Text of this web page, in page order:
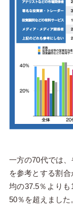
一方の70代では
を参考とする割
均の37.5％より
50％を超えました